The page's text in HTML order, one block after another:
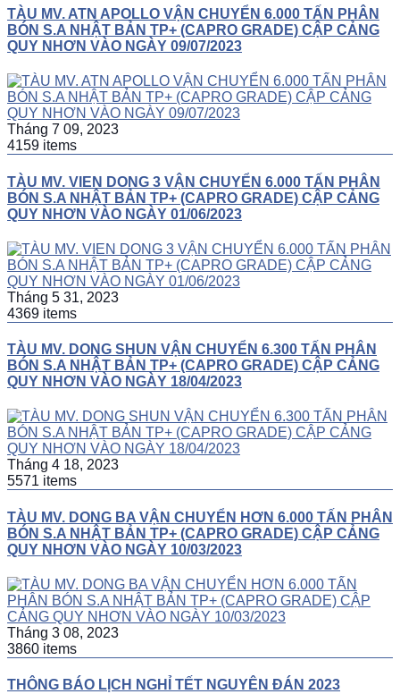
TÀU MV. ATN APOLLO VẬN CHUYỂN 6.000 TẤN PHÂN
BÓN S.A NHẬT BẢN TP+ (CAPRO GRADE) CẬP CẢNG
QUY NHƠN VÀO NGÀY 09/07/2023
Tháng 7 09, 2023
4159 items
TÀU MV. VIEN DONG 3 VẬN CHUYỂN 6.000 TẤN PHÂN
BÓN S.A NHẬT BẢN TP+ (CAPRO GRADE) CẬP CẢNG
QUY NHƠN VÀO NGÀY 01/06/2023
Tháng 5 31, 2023
4369 items
TÀU MV. DONG SHUN VẬN CHUYỂN 6.300 TẤN PHÂN
BÓN S.A NHẬT BẢN TP+ (CAPRO GRADE) CẬP CẢNG
QUY NHƠN VÀO NGÀY 18/04/2023
Tháng 4 18, 2023
5571 items
TÀU MV. DONG BA VẬN CHUYỂN HƠN 6.000 TẤN PHÂN
BÓN S.A NHẬT BẢN TP+ (CAPRO GRADE) CẬP CẢNG
QUY NHƠN VÀO NGÀY 10/03/2023
Tháng 3 08, 2023
3860 items
THÔNG BÁO LỊCH NGHỈ TẾT NGUYÊN ĐÁN 2023